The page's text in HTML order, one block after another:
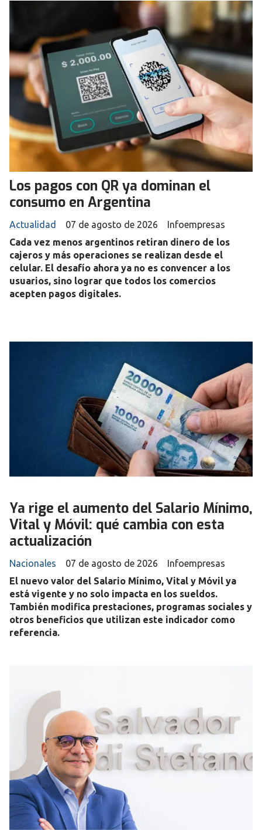
Los pagos con QR ya dominan el
consumo en Argentina
Infoempresas
Actualidad
07 de agosto de 2026
Cada vez menos argentinos retiran dinero de los
cajeros y más operaciones se realizan desde el
celular. El desafío ahora ya no es convencer a los
usuarios, sino lograr que todos los comercios
acepten pagos digitales.
Ya rige el aumento del Salario Mínimo,
Vital y Móvil: qué cambia con esta
actualización
Infoempresas
Nacionales
07 de agosto de 2026
El nuevo valor del Salario Mínimo, Vital y Móvil ya
está vigente y no solo impacta en los sueldos.
También modifica prestaciones, programas sociales y
otros beneficios que utilizan este indicador como
referencia.